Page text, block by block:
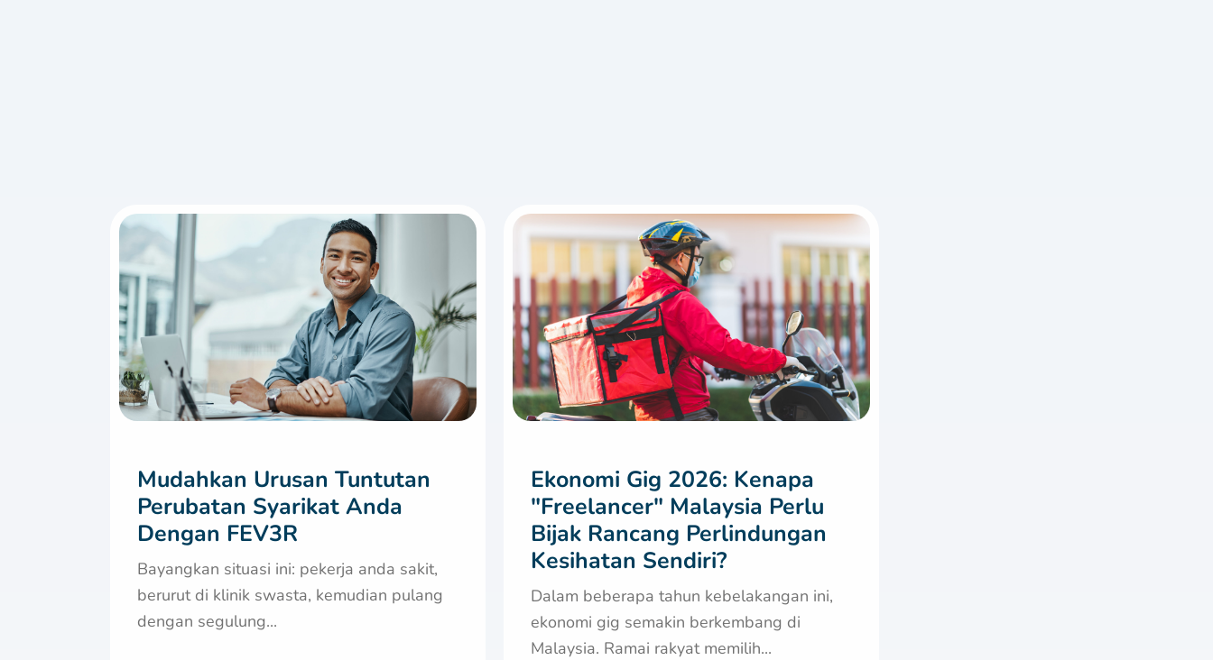
Mudahkan Urusan Tuntutan
Perubatan Syarikat Anda
Dengan FEV3R
Bayangkan situasi ini: pekerja anda sakit,
berurut di klinik swasta, kemudian pulang
dengan segulung...
Ekonomi Gig 2026: Kenapa
"Freelancer" Malaysia Perlu
Bijak Rancang Perlindungan
Kesihatan Sendiri?
Dalam beberapa tahun kebelakangan ini,
ekonomi gig semakin berkembang di
Malaysia. Ramai rakyat memilih...